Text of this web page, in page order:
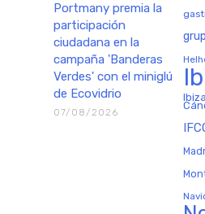
Portmany premia la
participación
ciudadana en la
campaña 'Banderas
Verdes' con el miniglú
de Ecovidrio
07/08/2026